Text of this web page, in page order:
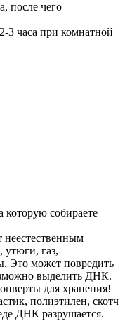
после чего
3 часа при комнатной
которую собираете
неестественным
утюги, газ,
Это может повредить
выделить ДНК.
для хранения!
полиэтилен, скотч
ДНК разрушается.